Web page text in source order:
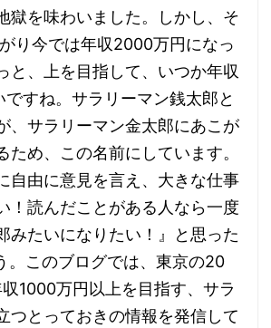
獄を味わいました。しかし、そ
り今では年収2000万円になっ
と、上を目指して、いつか年収
ですね。サラリーマン銭太郎と
、サラリーマン金太郎にあこが
ため、この名前にしています。
自由に意見を言え、大きな仕事
！読んだことがある人なら一度
みたいになりたい！』と思った
。 ​​このブログでは、東京の20
1000万円以上を目指す、サラ
つとっておきの情報を発信して